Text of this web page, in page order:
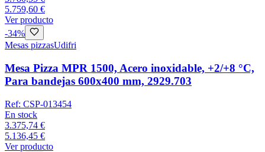
5.759,60 €
Ver producto
-34%
Mesas pizzasUdifri
Mesa Pizza MPR 1500, Acero inoxidable, +2/+8 °C,
Para bandejas 600x400 mm, 2929.703
Ref: CSP-013454
En stock
3.375,74 €
5.136,45 €
Ver producto